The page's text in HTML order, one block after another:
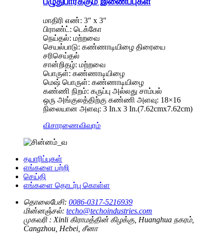
மாதிரி எண்: 3″ x 3″
பிராண்ட்: டெக்கோ
நெய்தல்: மற்றவை
செயல்பாடு: கண்ணாடியிழை திரையை
சரிசெய்தல்
சான்றிதழ்: மற்றவை
பொருள்: கண்ணாடியிழை
மெஷ் பொருள்: கண்ணாடியிழை
கண்ணி நிறம்: கருப்பு அல்லது சாம்பல்
ஒரு அங்குலத்திற்கு கண்ணி அளவு: 18×16
நிலையான அளவு: 3 In.x 3 In.(7.62cmx7.62cm)
விசாரணைவிவரம்
தயாரிப்புகள்
எங்களை பற்றி
செய்தி
எங்களை தொடர்பு கொள்ள
தொலைபேசி: 0086-0317-5216939
மின்னஞ்சல்: techo@techoindustries.com
முகவரி : Xinli கிராமத்தின் கிழக்கு, Huanghua நகரம்,
Cangzhou, Hebei, சீனா